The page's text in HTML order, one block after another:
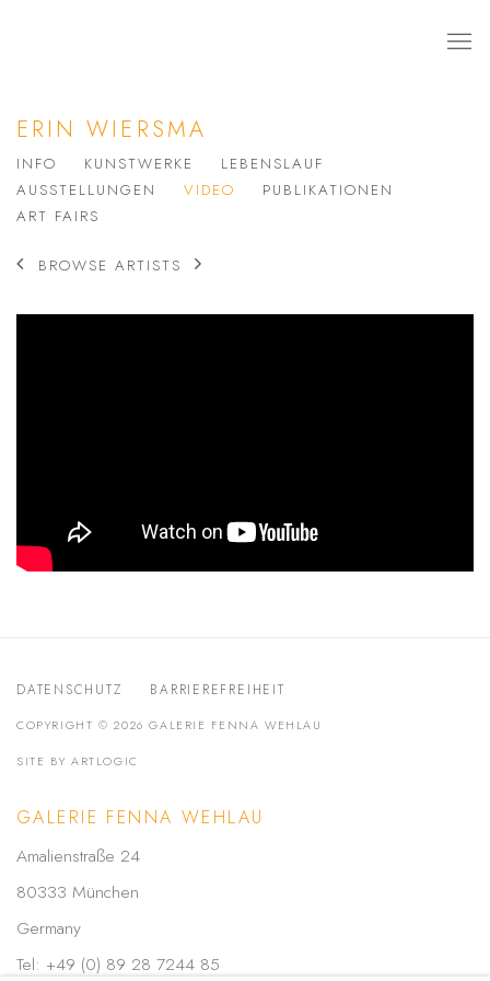
ERIN WIERSMA
INFO KUNSTWERKE
LEBENSLAUF
AUSSTELLUNGEN
VIDEO
PUBLIKATIONEN
ART FAIRS
BROWSE ARTISTS
DATENSCHUTZ BARRIEREFREIHEIT
COPYRIGHT © 2026 GALERIE FENNA WEHLAU
SITE BY ARTLOGIC
GALERIE FENNA WEHLAU
Amalienstraße 24
80333 München
Germany
Tel: +49 (0) 89 28 7244 85